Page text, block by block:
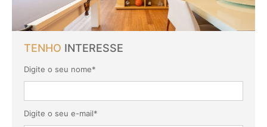
TENHO INTERESSE
Digite o seu nome*
Digite o seu e-mail*